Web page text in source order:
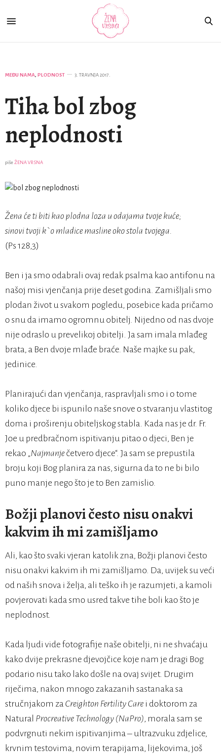
MEĐU NAMA, PLODNOST 3. TRAVNJA 2017.
Tiha bol zbog
neplodnosti
piše ŽENA VRSNA
Žena će ti biti kao plodna loza u odajama tvoje kuće;
sinovi tvoji k`o mladice masline oko stola tvojega.
(Ps 128,3)
Ben i ja smo odabrali ovaj redak psalma kao antifonu na
našoj misi vjenčanja prije deset godina. Zamišljali smo
plodan život u svakom pogledu, posebice kada pričamo
o snu da imamo ogromnu obitelj. Nijedno od nas dvoje
nije odraslo u prevelikoj obitelji. Ja sam imala mlađeg
brata, a Ben dvoje mlađe braće. Naše majke su pak,
jedinice.
Planirajući dan vjenčanja, raspravljali smo i o tome
koliko djece bi ispunilo naše snove o stvaranju vlastitog
doma i proširenju obiteljskog stabla. Kada nas je dr. Fr.
Joe u predbračnom ispitivanju pitao o djeci, Ben je
rekao „Najmanje četvero djece“. Ja sam se prepustila
broju koji Bog planira za nas, sigurna da to ne bi bilo
puno manje nego što je to Ben zamislio.
Božji planovi često nisu onakvi
kakvim ih mi zamišljamo
Ali, kao što svaki vjeran katolik zna, Božji planovi često
nisu onakvi kakvim ih mi zamišljamo. Da, uvijek su veći
od naših snova i želja, ali teško ih je razumjeti, a kamoli
povjerovati kada smo usred takve tihe boli kao što je
neplodnost.
Kada ljudi vide fotografije naše obitelji, ni ne shvaćaju
kako dvije prekrasne djevojčice koje nam je dragi Bog
podario nisu tako lako došle na ovaj svijet. Drugim
riječima, nakon mnogo zakazanih sastanaka sa
stručnjakom za Creighton Fertility Care i doktorom za
Natural Procreative Technology (NaPro), morala sam se
podvrgnuti nekim ispitivanjima – ultrazvuku zdjelice,
krvnim testovima, novim terapijama, lijekovima, još